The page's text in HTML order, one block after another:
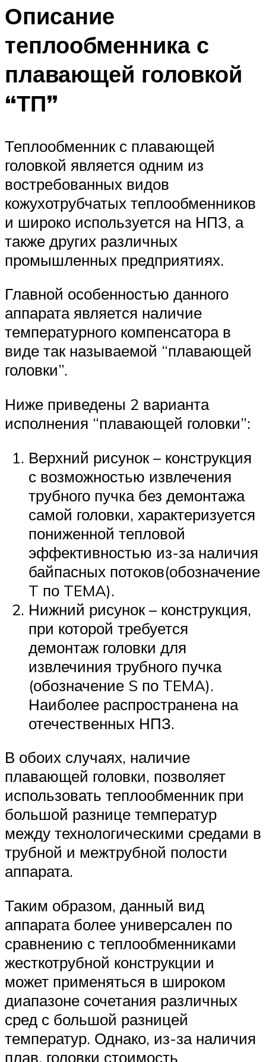
Описание
теплообменника с
плавающей головкой
“ТП”
Теплообменник с плавающей
головкой является одним из
востребованных видов
кожухотрубчатых теплообменников
и широко используется на НПЗ, а
также других различных
промышленных предприятиях.
Главной особенностью данного
аппарата является наличие
температурного компенсатора в
виде так называемой “плавающей
головки”.
Ниже приведены 2 варианта
исполнения “плавающей головки”:
Верхний рисунок – конструкция
с возможностью извлечения
трубного пучка без демонтажа
самой головки, характеризуется
пониженной тепловой
эффективностью из-за наличия
байпасных потоков(обозначение
T по TEMA).
Нижний рисунок – конструкция,
при которой требуется
демонтаж головки для
извлечиния трубного пучка
(обозначение S по TEMA).
Наиболее распространена на
отечественных НПЗ.
В обоих случаях, наличие
плавающей головки, позволяет
использовать теплообменник при
большой разнице температур
между технологическими средами в
трубной и межтрубной полости
аппарата.
Таким образом, данный вид
аппарата более универсален по
сравнению с теплообменниками
жесткотрубной конструкции и
может применяться в широком
диапазоне сочетания различных
сред с большой разницей
температур. Однако, из-за наличия
плав. головки стоимость